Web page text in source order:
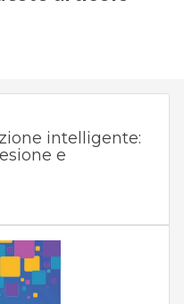
intelligente:
e